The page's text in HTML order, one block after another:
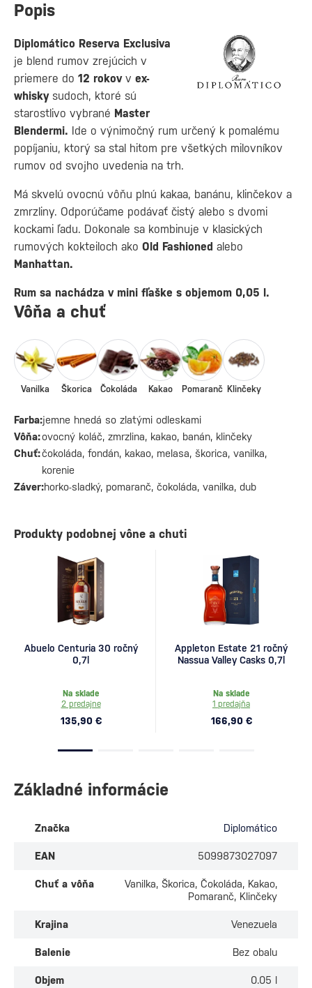
Popis
Diplomático Reserva Exclusiva
je blend rumov zrejúcich v
priemere do 12 rokovv ex-
whiskysudoch, ktoré sú
starostlivo vybrané Master
Blendermi. Ide o výnimočný rum určený k pomalému
popíjaniu, ktorý sa stal hitom pre všetkých milovníkov
rumov od svojho uvedenia na trh.
Má skvelú ovocnú vôňu plnú kakaa, banánu, klinčekov a
zmrzliny. Odporúčame podávať čistý alebo s dvomi
kockami ľadu. Dokonale sa kombinuje v klasických
rumových kokteiloch ako Old Fashioned alebo
Manhattan.
Rum sa nachádza v mini fľaške s objemom 0,05 l.
Vôňa a chuť
Farba:jemne hnedá so zlatými odleskami
Vôňa:ovocný koláč, zmrzlina, kakao, banán, klinčeky
Chuť:čokoláda, fondán, kakao, melasa, škorica, vanilka,
korenie
Záver:horko-sladký, pomaranč, čokoláda, vanilka, dub
Vanilka Škorica Čokoláda Kakao Pomaranč Klinčeky
Produkty podobnej vône a chuti
Abuelo Centuria 30 ročný
0,7l
Na sklade
2 predajne
135,90 €
Appleton Estate 21 ročný
Nassua Valley Casks 0,7l
Na sklade
1 predajňa
166,90 €
Základné informácie
Značka Diplomático
EAN 5099873027097
Chuť a vôňa
Vanilka, Škorica, Čokoláda, Kakao,
Pomaranč, Klinčeky
Krajina Venezuela
Balenie Bez obalu
Objem 0.05 l